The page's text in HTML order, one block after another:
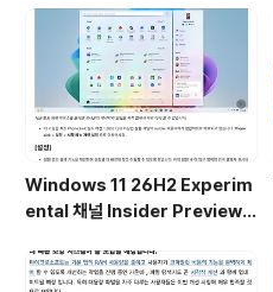
버전 [한글/영문판]
Windows 11 26H2 Experim
ental 채널 Insider Preview
업데이트(KB5101682) 통합 []